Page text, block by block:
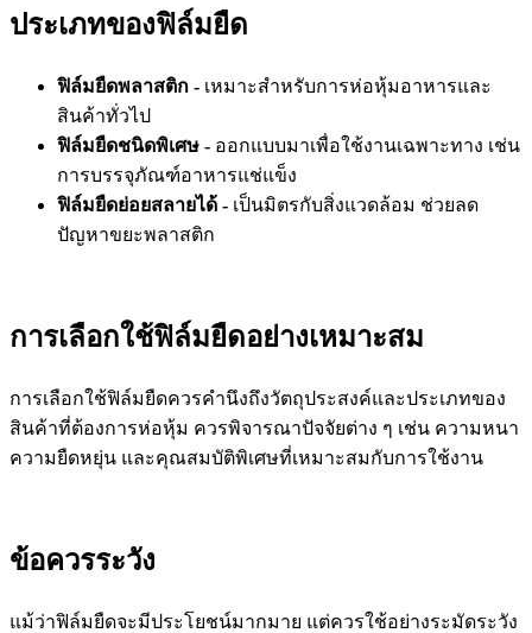
ประเภทของฟิล์มยืด
ฟิล์มยืดพลาสติก - เหมาะสำหรับการห่อหุ้มอาหารและ
สินค้าทั่วไป
ฟิล์มยืดชนิดพิเศษ - ออกแบบมาเพื่อใช้งานเฉพาะทาง เช่น
การบรรจุภัณฑ์อาหารแช่แข็ง
ฟิล์มยืดย่อยสลายได้ - เป็นมิตรกับสิ่งแวดล้อม ช่วยลด
ปัญหาขยะพลาสติก
การเลือกใช้ฟิล์มยืดอย่างเหมาะสม
การเลือกใช้ฟิล์มยืดควรคำนึงถึงวัตถุประสงค์และประเภทของ
สินค้าที่ต้องการห่อหุ้ม ควรพิจารณาปัจจัยต่าง ๆ เช่น ความหนา
ความยืดหยุ่น และคุณสมบัติพิเศษที่เหมาะสมกับการใช้งาน
ข้อควรระวัง
แม้ว่าฟิล์มยืดจะมีประโยชน์มากมาย แต่ควรใช้อย่างระมัดระวัง